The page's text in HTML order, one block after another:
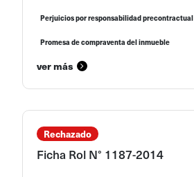
Perjuicios por responsabilidad precontractual
Promesa de compraventa del inmueble
ver más
Rechazado
Ficha Rol N° 1187-2014